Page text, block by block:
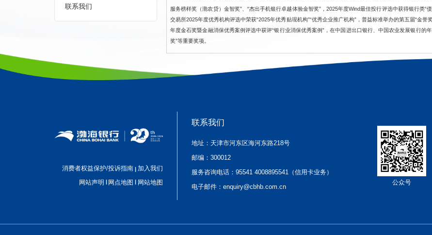
联系我们 服务榜样奖（渤农贷） 金智奖”、“杰出手机银行卓越体验金智奖”，2025年度Wind最佳投行评选中获得银行类“
交易所2025年度优秀机构评选中荣获“2025年优秀贴现机构”“优秀企业推广机构”， 普益标准举办的第五届“金誉
年度金石奖暨金融消保优秀案例评选中获评“银行业消保优秀案例”，在中国进出口银行、中国农业发展银行的
奖”等重要奖项
消费者权益保护/投诉指南 | 加入我们
网站声明 网点地图 网站地图
联系我们
地址：天津市河东区海河东路218号
邮编：300012
服务咨询电话：95541 4008895541（信用卡业务）
电子邮件：enquiry@cbhb.com.cn
公众号